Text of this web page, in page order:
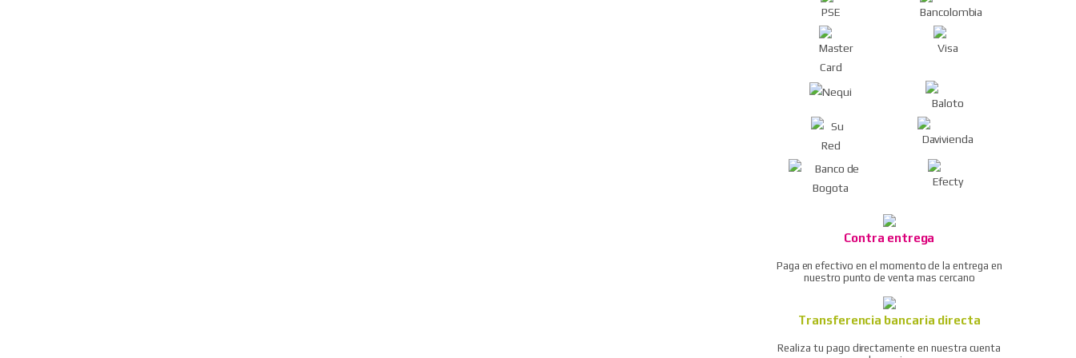
Ver todos
Aceptador cash code
sm repuestos
Aceptador cash code fl
Aceptador cash code fl
Ver todos
inalámbrico 4,8 v + 55
piezas SC048E
Kit herramienta básico
cautín
Kit herramienta básico
multímetro
profesional eclipse 500-
compresor/soplador del
Ratchet neumático / llave
de trinquete de aire
Contra entrega
Paga en efectivo en el momento de la entrega en
nuestro punto de venta mas cercano
Transferencia bancaria directa
Realiza tu pago directamente en nuestra cuenta